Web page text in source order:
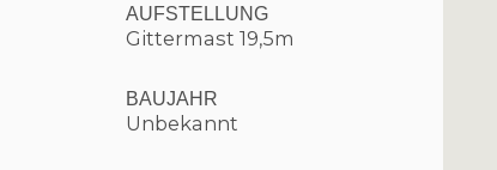
AUFSTELLUNG
Gittermast 19,5m
BAUJAHR
Unbekannt